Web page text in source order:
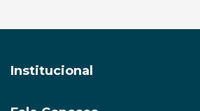
LOQ Essential Core I5 16GB
LPDDR5 1TB SSD M.2 15.6"
Adicionar ao carrinho